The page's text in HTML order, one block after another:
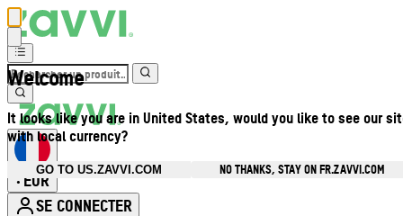
Welcome
It looks like you are in United States, would you like to see our
with local currency?
GO TO US.ZAVVI.COM
NO THANKS, STAY ON FR.ZAVVI.COM
• EUR
SE CONNECTER